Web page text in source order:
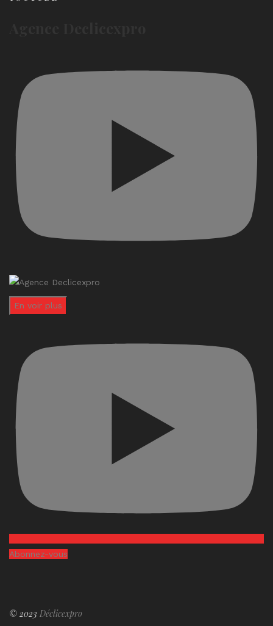
En voir plus
Abonnez-vous
© 2023 Déclicexpro